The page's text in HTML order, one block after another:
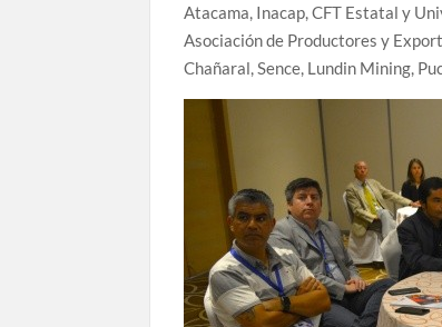
Atacama, Inacap, CFT Estatal y
Asociación de Productores y
Chañaral, Sence, Lundin Mining,